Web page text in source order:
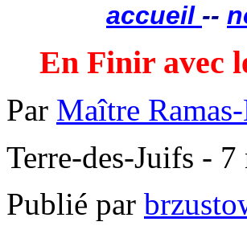
accueil --
En Finir avec
Par Maître Ramas-
Terre-des-Juifs -
Publié par